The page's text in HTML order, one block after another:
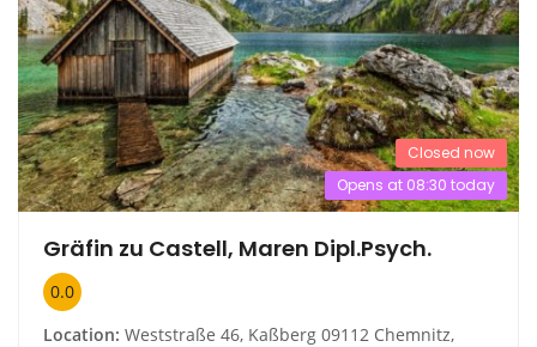
Closed now
Opens at 08:30 today
Gräfin zu Castell, Maren Dipl.Psych.
0.0
Location: Weststraße 46, Kaßberg 09112 Chemnitz,